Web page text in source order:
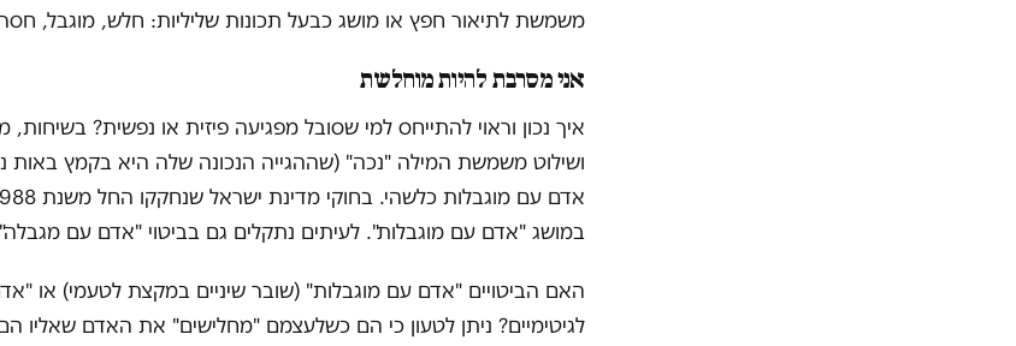
משמשת לתיאור חפץ או מושג כבעל תכונות שליליות: חלש, מוגבל, חסר
אני מסרבת להיות מוחלשת
איך נכון וראוי להתייחס למי שסובל מפגיעה פיזית או נפשית?
ושילוט משמשת המילה "נכה" (שההגייה הנכונה שלה היא בקמץ באות
במושג "אדם עם מוגבלות". לעיתים נתקלים גם בביטוי "אדם עם
האם הביטויים "אדם עם מוגבלות" (שובר שיניים במקצת לטעמי) או
לגיטימיים? ניתן לטעון כי הם כשלעצמם "מחלישים" את האדם שאליו